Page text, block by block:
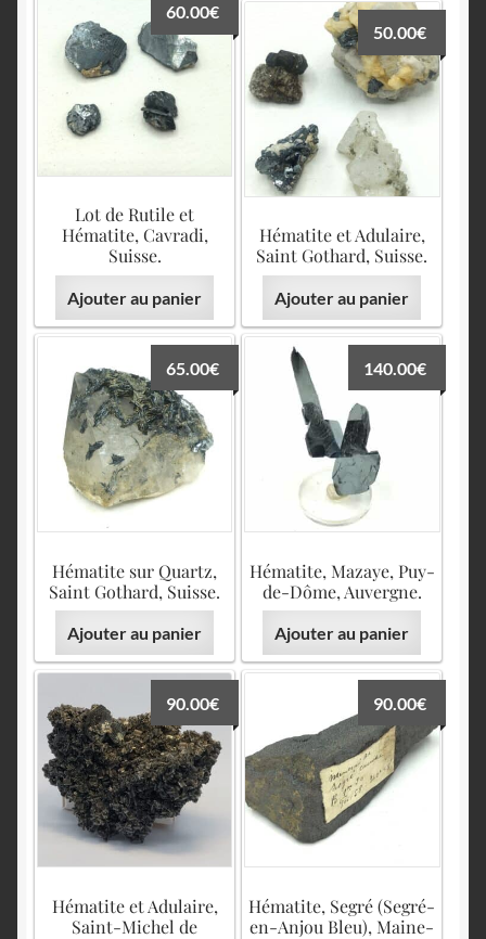
Lot de Rutile et
Hématite, Cavradi,
Suisse.
60.00€
Ajouter au panier
Hématite et Adulaire,
Saint Gothard, Suisse.
50.00€
Ajouter au panier
Hématite sur Quartz,
Saint Gothard, Suisse.
65.00€
Ajouter au panier
Hématite, Mazaye, Puy-
de-Dôme, Auvergne.
140.00€
Ajouter au panier
Hématite et Adulaire,
Saint-Michel de
90.00€
Hématite, Segré (Segré-
en-Anjou Bleu), Maine-
90.00€